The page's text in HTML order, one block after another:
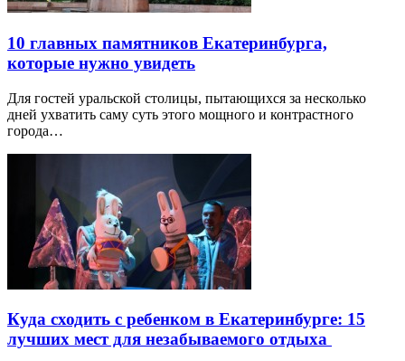
10 главных памятников Екатеринбурга,
которые нужно увидеть
Для гостей уральской столицы, пытающихся за несколько
дней ухватить саму суть этого мощного и контрастного
города…
Куда сходить с ребенком в Екатеринбурге: 15
лучших мест для незабываемого отдыха